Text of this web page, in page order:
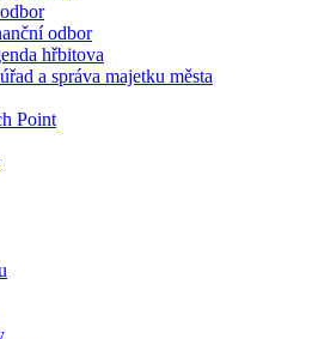
odbor
hřbitova
a správa majetku města
Point